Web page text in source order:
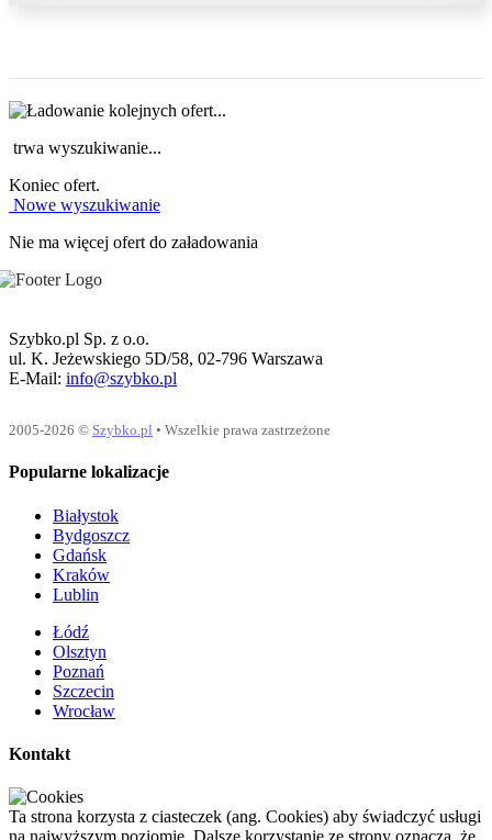
trwa wyszukiwanie...
Koniec ofert.
Nowe wyszukiwanie
Nie ma więcej ofert do załadowania
Szybko.pl Sp. z o.o.
ul. K. Jeżewskiego 5D/58, 02-796 Warszawa
E-Mail: info@szybko.pl
2005-2026 © Szybko.pl • Wszelkie prawa zastrzeżone
Popularne lokalizacje
Białystok
Bydgoszcz
Gdańsk
Kraków
Lublin
Łódź
Olsztyn
Poznań
Szczecin
Wrocław
Kontakt
Ta strona korzysta z ciasteczek (ang. Cookies) aby świadczyć usługi
na najwyższym poziomie. Dalsze korzystanie ze strony oznacza, że